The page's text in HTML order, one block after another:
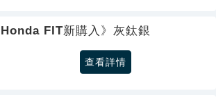
Honda FIT新購入》灰鈦銀
查看詳情